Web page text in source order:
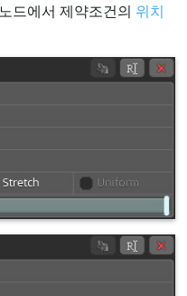
노드에서 제약조건의 위치